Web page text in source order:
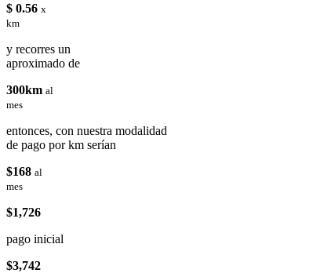
$ 0.56 x
km
y recorres un
aproximado de
300km al
mes
entonces, con nuestra modalidad
de pago por km serían
$168 al
mes
$1,726
pago inicial
$3,742